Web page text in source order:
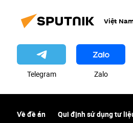
Việt
Telegram Zalo
Về đề án Qui định sử dụng tư